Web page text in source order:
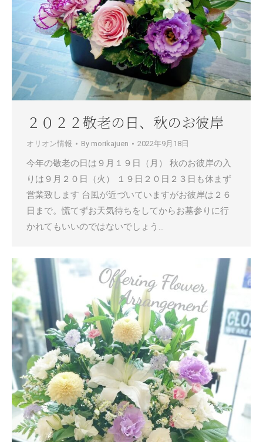
２０２２敬老の日、秋のお彼岸
オリオン情報 By morikajuen 2022年9月18日
今年の敬老の日は９月１９日（月） 秋のお彼岸の入
りは９月２０日（火） １９日２０日２３日も休まず
営業致します 台風が近づいていますがお彼岸は２６
日まで。慌てずお天気待ちをしてからお墓参りに行
かれてもいいのではないでしょう…